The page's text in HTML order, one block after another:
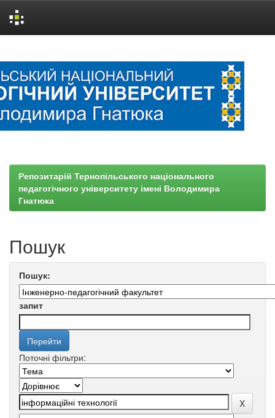
Репозитарій Тернопільського національного
педагогічного університету імені Володимира
Гнатюка
Пошук
Пошук:
запит
Поточні фільтри: